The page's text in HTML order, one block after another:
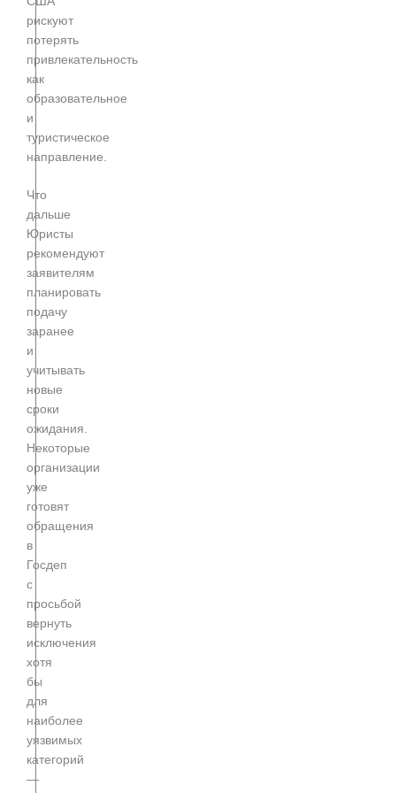
рискуют
потерять
привлекательность
как
образовательное
и
туристическое
направление.
Что
дальше
Юристы
рекомендуют
заявителям
планировать
подачу
заранее
и
учитывать
новые
сроки
ожидания.
Некоторые
организации
уже
готовят
обращения
в
Госдеп
с
просьбой
вернуть
исключения
хотя
бы
для
наиболее
уязвимых
категорий
—